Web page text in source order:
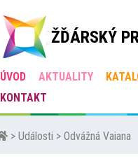
ŽĎÁRSKÝ
ÚVOD AKTUALITY
KONTAKT
> Události > Odvážná Vaiana